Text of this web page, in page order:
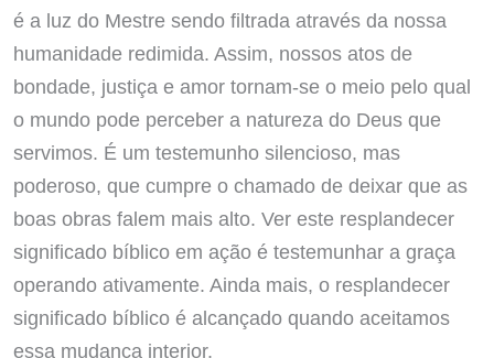
é a luz do Mestre sendo filtrada através da nossa
humanidade redimida. Assim, nossos atos de
bondade, justiça e amor tornam-se o meio pelo qual
o mundo pode perceber a natureza do Deus que
servimos. É um testemunho silencioso, mas
poderoso, que cumpre o chamado de deixar que as
boas obras falem mais alto. Ver este resplandecer
significado bíblico em ação é testemunhar a graça
operando ativamente. Ainda mais, o resplandecer
significado bíblico é alcançado quando aceitamos
essa mudança interior.